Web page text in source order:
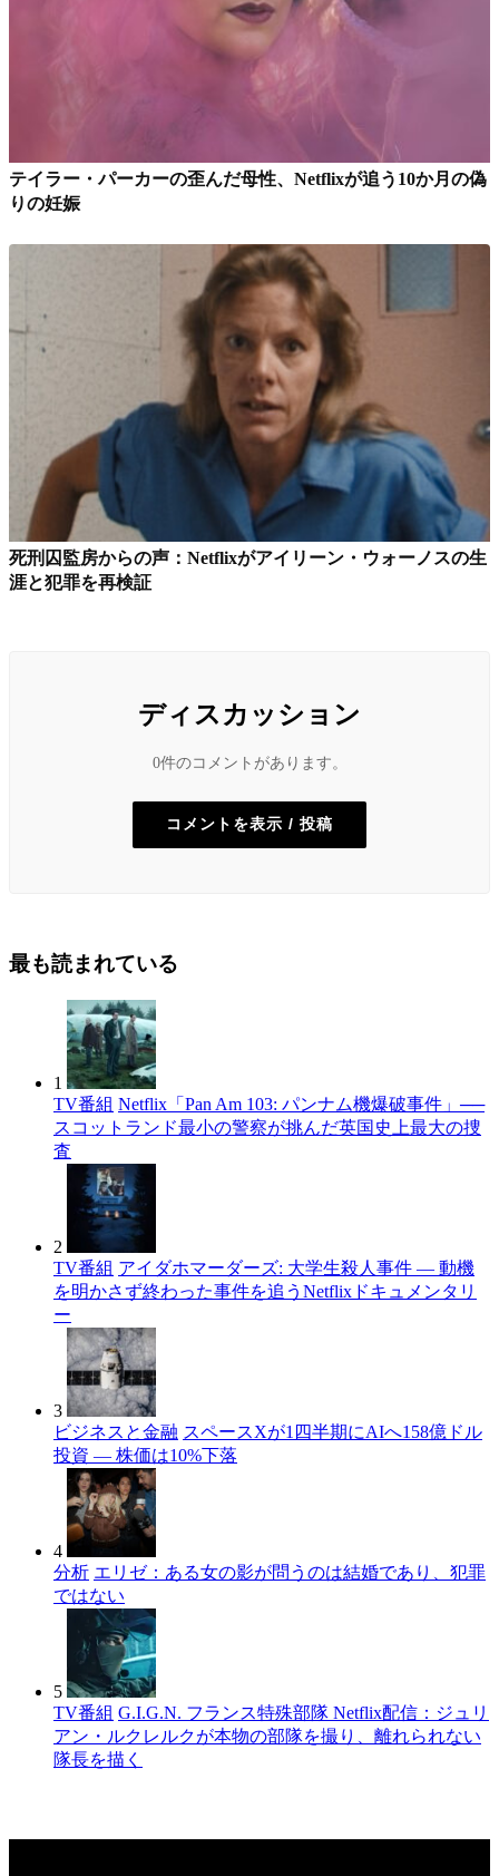
テイラー・パーカーの歪んだ母性、Netflixが追う10か月の偽
りの妊娠
死刑囚監房からの声：Netflixがアイリーン・ウォーノスの生
涯と犯罪を再検証
ディスカッション
0件のコメントがあります。
コメントを表示 / 投稿
最も読まれている
1
TV番組 Netflix「Pan Am 103: パンナム機爆破事件」──
スコットランド最小の警察が挑んだ英国史上最大の捜
査
2
TV番組 アイダホマーダーズ: 大学生殺人事件 — 動機
を明かさず終わった事件を追うNetflixドキュメンタリ
ー
3
ビジネスと金融 スペースXが1四半期にAIへ158億ドル
投資 — 株価は10%下落
4
分析 エリゼ：ある女の影が問うのは結婚であり、犯罪
ではない
5
TV番組 G.I.G.N. フランス特殊部隊 Netflix配信：ジュリ
アン・ルクレルクが本物の部隊を撮り、離れられない
隊長を描く